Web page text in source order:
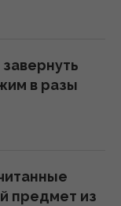
230
в Таиланде
унитаза,
в разы
предмет из